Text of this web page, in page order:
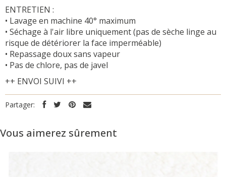
ENTRETIEN :
• Lavage en machine 40° maximum
• Séchage à l'air libre uniquement (pas de sèche linge au
risque de détériorer la face imperméable)
• Repassage doux sans vapeur
• Pas de chlore, pas de javel
++ ENVOI SUIVI ++
Partager:
Vous aimerez sûrement